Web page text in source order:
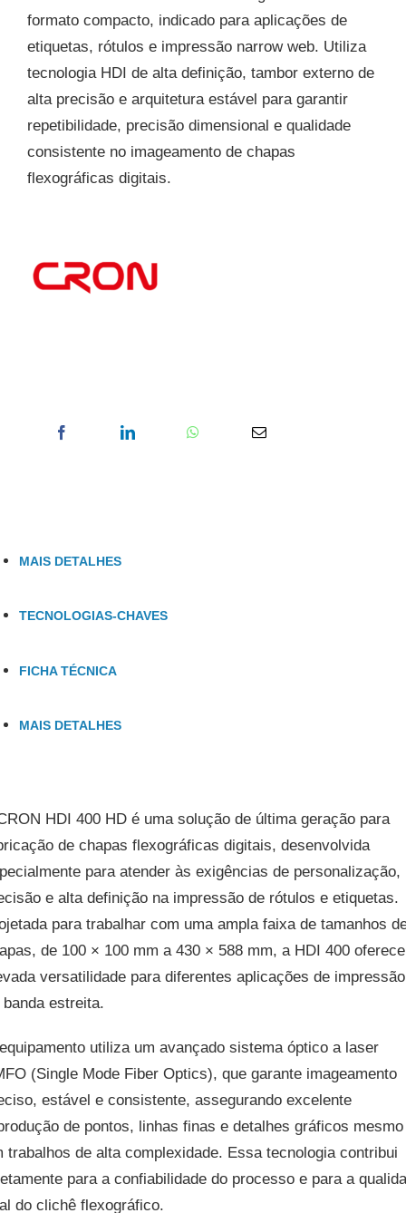
formato compacto, indicado para aplicações de
etiquetas, rótulos e impressão narrow web. Utiliza
tecnologia HDI de alta definição, tambor externo de
alta precisão e arquitetura estável para garantir
repetibilidade, precisão dimensional e qualidade
consistente no imageamento de chapas
flexográficas digitais.
MAIS DETALHES
TECNOLOGIAS-CHAVES
FICHA TÉCNICA
MAIS DETALHES
HDI 400 HD é uma solução de última geração para
de chapas flexográficas digitais, desenvolvida
para atender às exigências de personalização,
e alta definição na impressão de rótulos e etiquetas.
para trabalhar com uma ampla faixa de tamanhos
de 100 × 100 mm a 430 × 588 mm, a HDI 400 oferece
versatilidade para diferentes aplicações de impressão
banda estreita.
utiliza um avançado sistema óptico a laser
(Single Mode Fiber Optics), que garante imageamento
estável e consistente, assegurando excelente
de pontos, linhas finas e detalhes gráficos mesmo
trabalhos de alta complexidade. Essa tecnologia contribui
para a confiabilidade do processo e para a
do clichê flexográfico.